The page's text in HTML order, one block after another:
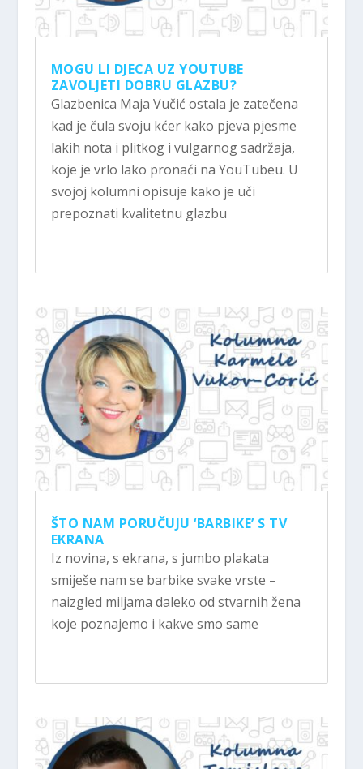
MOGU LI DJECA UZ YOUTUBE
ZAVOLJETI DOBRU GLAZBU?
Glazbenica Maja Vučić ostala je zatečena
kad je čula svoju kćer kako pjeva pjesme
lakih nota i plitkog i vulgarnog sadržaja,
koje je vrlo lako pronaći na YouTubeu. U
svojoj kolumni opisuje kako je uči
prepoznati kvalitetnu glazbu
ŠTO NAM PORUČUJU ‘BARBIKE’ S TV
EKRANA
Iz novina, s ekrana, s jumbo plakata
smiješe nam se barbike svake vrste –
naizgled miljama daleko od stvarnih žena
koje poznajemo i kakve smo same